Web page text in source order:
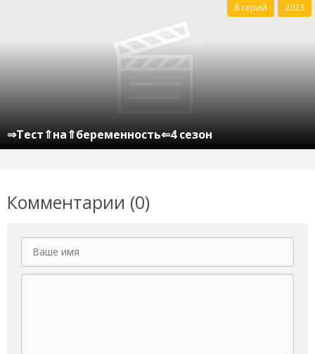
⇒Тест⇑на⇑беременность⇐4 сезон
8 серий 2023
Комментарии (0)